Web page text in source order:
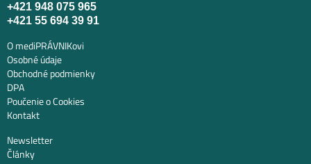
+421 948 075 965
+421 55 694 39 91
O mediPRÁVNIKovi
Osobné údaje
Obchodné podmienky
DPA
Poučenie o Cookies
Kontakt
Newsletter
Články